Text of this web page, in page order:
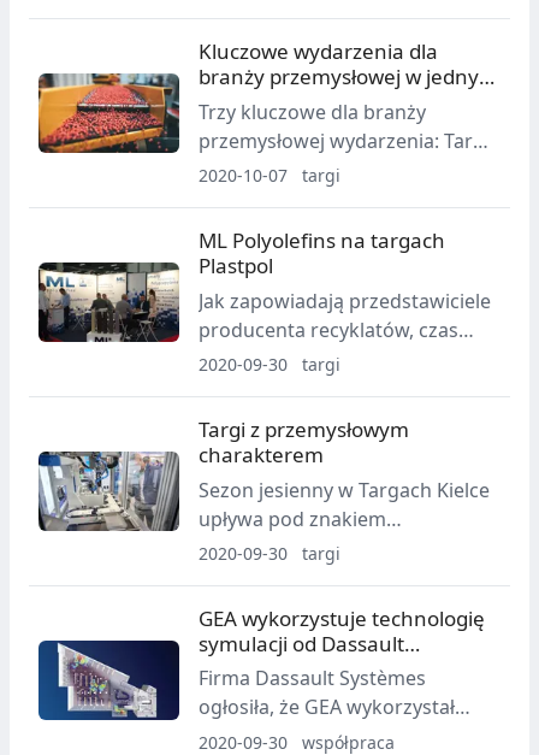
się w maju, jednak z powodu
pandemii COVID-19 Zarząd
Targów Kielce podjął decyzję o
przesunięciu wydarzenia na
październik.
Kluczowe wydarzenia dla
branży przemysłowej w jednym
miejscu
Trzy kluczowe dla branży
przemysłowej wydarzenia: Targi
Symas, Maintenance oraz
14-15 października.
2020-10-07 targi
ML Polyolefins na targach
Plastpol
Jak zapowiadają przedstawiciele
producenta recyklatów, czas
targów zamierzają tradycyjnie
kontrahentami, podsumować
dotychczasową współpracę oraz
produktowe.
2020-09-30 targi
Targi z przemysłowym
charakterem
Sezon jesienny w Targach Kielce
upływa pod znakiem
przemysłowych wydarzeń. We
Międzynarodowy Salon
Przemysłu Obronnego oraz
Salon Technologii Obróbki
Metali wraz z wydarzeniami
towarzyszącymi.
2020-09-30 targi
GEA wykorzystuje technologię
symulacji od Dassault
Systèmes
Firma Dassault Systèmes
ogłosiła, że GEA wykorzystał
aplikacje SIMULIA bazujące na
2020-09-30 współpraca